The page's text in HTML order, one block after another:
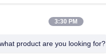
3:30 PM
product are you looking for?